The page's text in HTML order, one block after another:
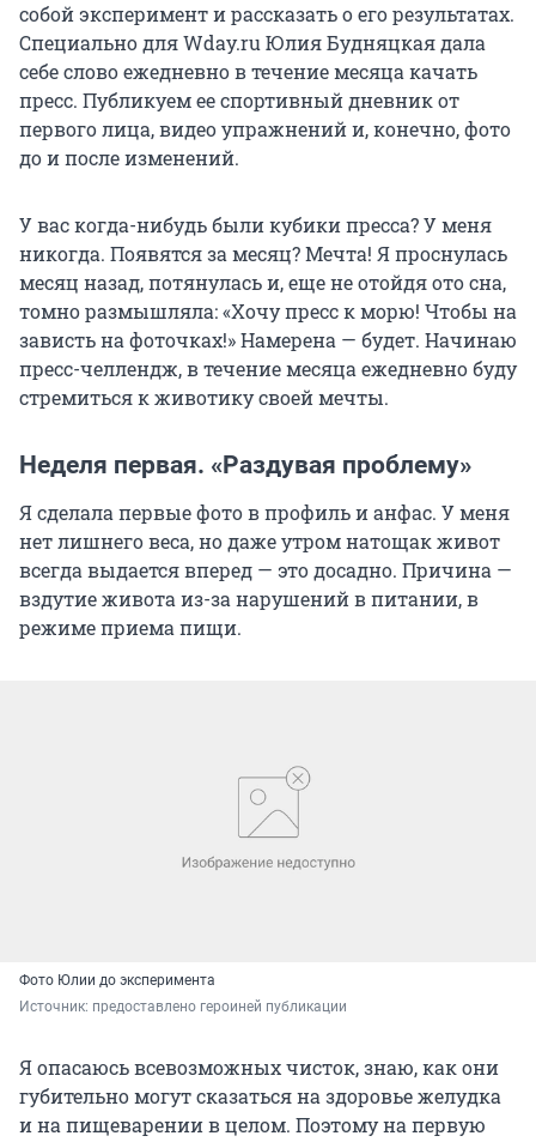
собой эксперимент и рассказать о его результатах.
Специально для Wday.ru Юлия Будняцкая дала
себе слово ежедневно в течение месяца качать
пресс. Публикуем ее спортивный дневник от
первого лица, видео упражнений и, конечно, фото
до и после изменений.
У вас когда-нибудь были кубики пресса? У меня
никогда. Появятся за месяц? Мечта! Я проснулась
месяц назад, потянулась и, еще не отойдя ото сна,
томно размышляла: «Хочу пресс к морю! Чтобы на
зависть на фоточках!» Намерена — будет. Начинаю
пресс-челлендж, в течение месяца ежедневно буду
стремиться к животику своей мечты.
Неделя первая. «Раздувая проблему»
Я сделала первые фото в профиль и анфас. У меня
нет лишнего веса, но даже утром натощак живот
всегда выдается вперед — это досадно. Причина —
вздутие живота из-за нарушений в питании, в
режиме приема пищи.
Фото Юлии до эксперимента
Источник: предоставлено героиней публикации
Я опасаюсь всевозможных чисток, знаю, как они
губительно могут сказаться на здоровье желудка
и на пищеварении в целом. Поэтому на первую